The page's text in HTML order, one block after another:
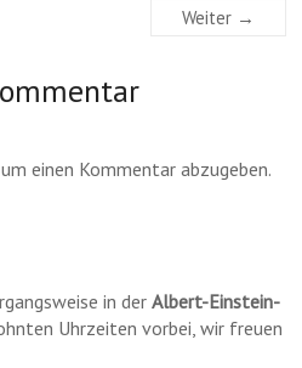
Weiter →
einen Kommentar abzugeben.
in derAlbert-Einstein-
Uhrzeiten vorbei, wir freuen